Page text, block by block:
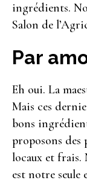
ingrédients.
Salon de
Par
Eh oui. La
Mais ces
bons
proposons des
locaux et frais.
est notre seule